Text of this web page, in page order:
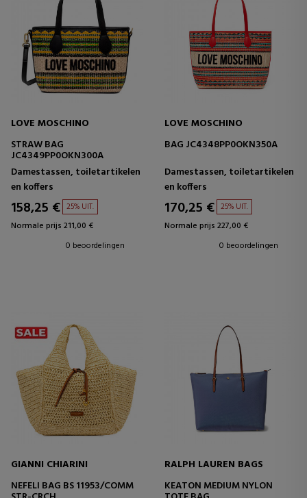
LOVE MOSCHINO
STRAW BAG
JC4349PP0OKN300A
Damestassen, toiletartikelen
en koffers
158,25 € 25% UIT.
Normale prijs 211,00 €
0 beoordelingen
LOVE MOSCHINO
BAG JC4348PP0OKN350A
Damestassen, toiletartikelen
en koffers
170,25 € 25% UIT.
Normale prijs 227,00 €
0 beoordelingen
GIANNI CHIARINI
NEFELI BAG BS 11953/COMM
RALPH LAUREN BAGS
KEATON MEDIUM NYLON